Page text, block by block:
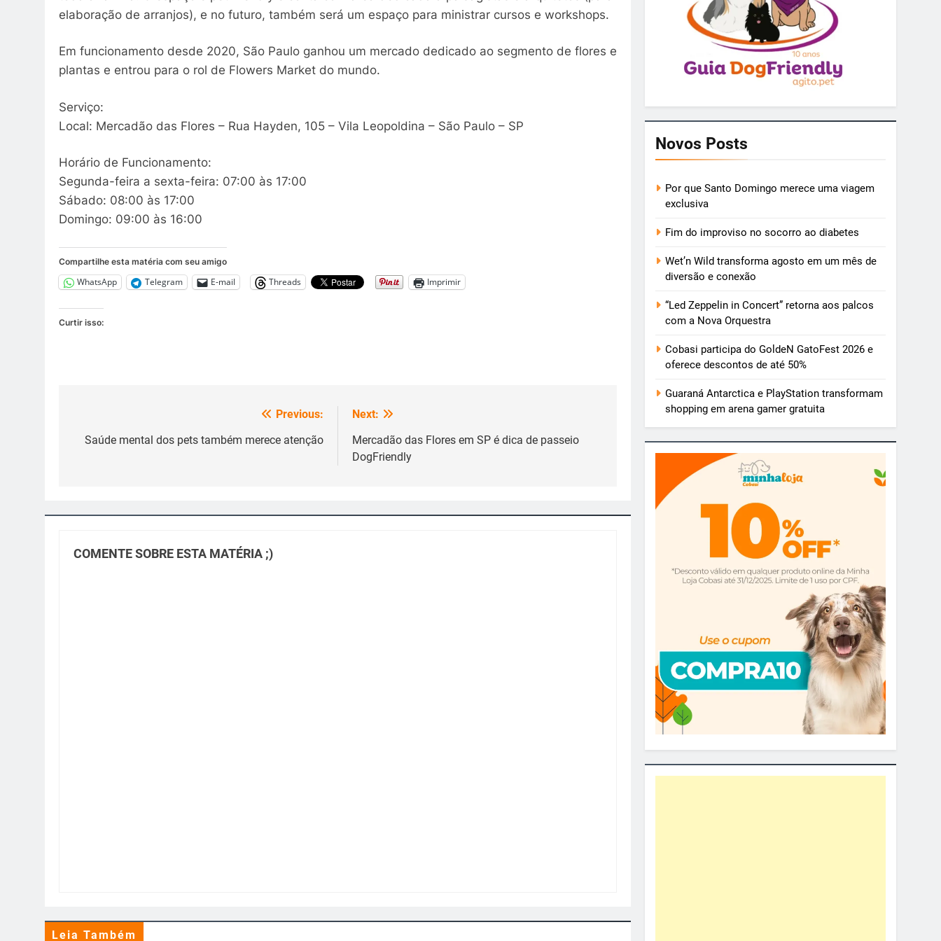
elaboração de arranjos), e no futuro, também será um espaço para ministrar cursos e workshops.
Em funcionamento desde 2020, São Paulo ganhou um mercado dedicado ao segmento de flores e
plantas e entrou para o rol de Flowers Market do mundo.
Serviço:
Local: Mercadão das Flores – Rua Hayden, 105 – Vila Leopoldina – São Paulo – SP
Horário de Funcionamento:
Segunda-feira a sexta-feira: 07:00 às 17:00
Sábado: 08:00 às 17:00
Domingo: 09:00 às 16:00
Compartilhe esta matéria com seu amigo
WhatsApp Telegram E-mail Threads Imprimir
Curtir isso:
de
Previous:
Saúde mental dos pets também merece atenção
Next:
Mercadão das Flores em SP é dica de passeio
DogFriendly
COMENTE SOBRE ESTA MATÉRIA ;)
Leia Também
Novos Posts
Por que Santo Domingo merece uma viagem
exclusiva
Fim do improviso no socorro ao diabetes
Wet’n Wild transforma agosto em um mês de
diversão e conexão
“Led Zeppelin in Concert” retorna aos palcos
com a Nova Orquestra
Cobasi participa do GoldeN GatoFest 2026 e
oferece descontos de até 50%
Guaraná Antarctica e PlayStation transformam
shopping em arena gamer gratuita